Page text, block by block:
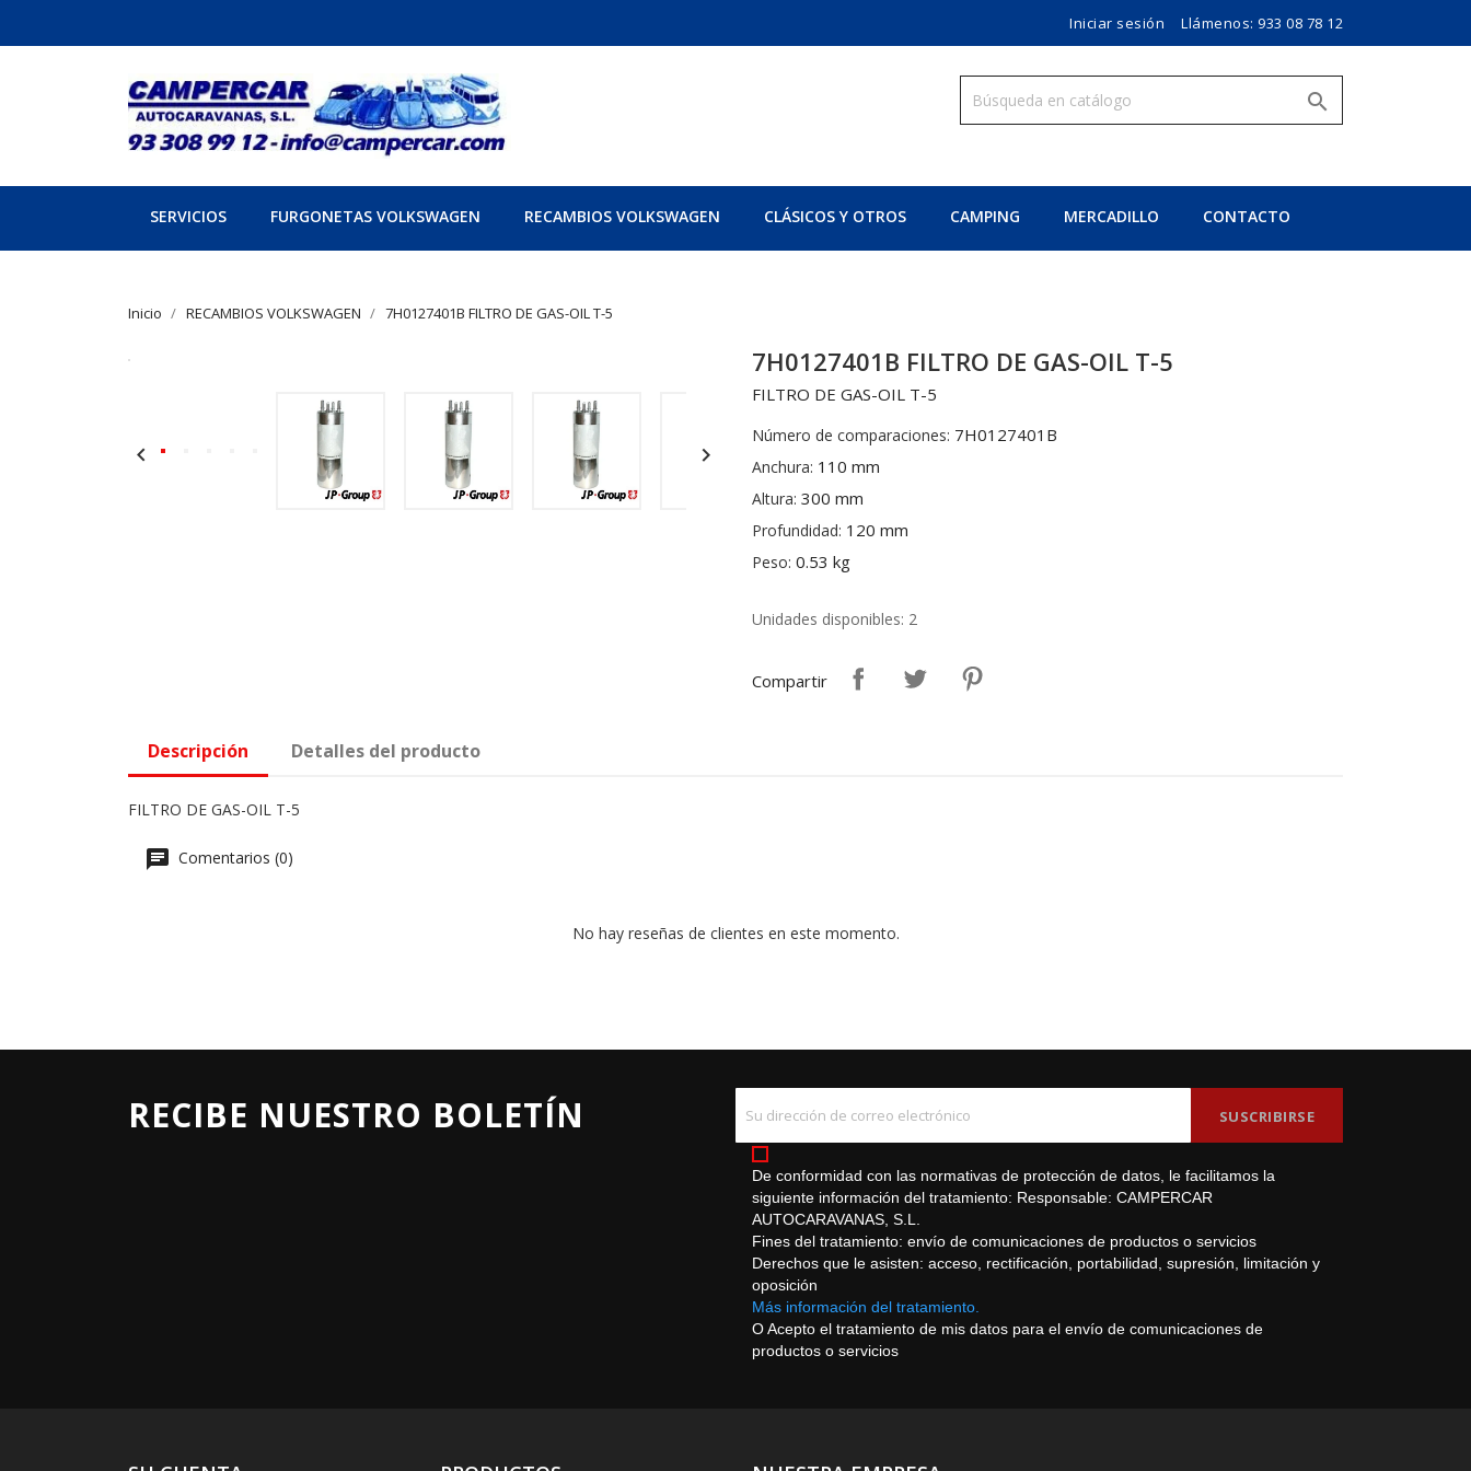
Iniciar sesión Llámenos: 933 08 78 12

SERVICIOS FURGONETAS VOLKSWAGEN RECAMBIOS VOLKSWAGEN CLÁSICOS Y OTROS CAMPING MERCADILLO CONTACTO
Inicio RECAMBIOS VOLKSWAGEN 7H0127401B FILTRO DE GAS-OIL T-5
 
7H0127401B FILTRO DE GAS-OIL T-5
FILTRO DE GAS-OIL T-5
Número de comparaciones: 7H0127401B
Anchura: 110 mm
Altura: 300 mm
Profundidad: 120 mm
Peso: 0.53 kg
Unidades disponibles: 2
Compartir
Descripción Detalles del producto
FILTRO DE GAS-OIL T-5
Comentarios (0)
No hay reseñas de clientes en este momento.
RECIBE NUESTRO BOLETÍN
De conformidad con las normativas de protección de datos, le facilitamos la
siguiente información del tratamiento: Responsable: CAMPERCAR
AUTOCARAVANAS, S.L.
Fines del tratamiento: envío de comunicaciones de productos o servicios
Derechos que le asisten: acceso, rectificación, portabilidad, supresión, limitación y
oposición
Más información del tratamiento.
O Acepto el tratamiento de mis datos para el envío de comunicaciones de
productos o servicios